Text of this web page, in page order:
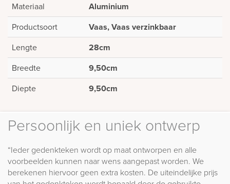
Materiaal
Aluminium
Productsoort Vaas, Vaas verzinkbaar
Lengte 28cm
Breedte 9,50cm
Diepte 9,50cm
Persoonlijk en uniek ontwerp
“Ieder gedenkteken wordt op maat ontworpen en alle
voorbeelden kunnen naar wens aangepast worden. We
berekenen hiervoor geen extra kosten. De uiteindelijke prijs